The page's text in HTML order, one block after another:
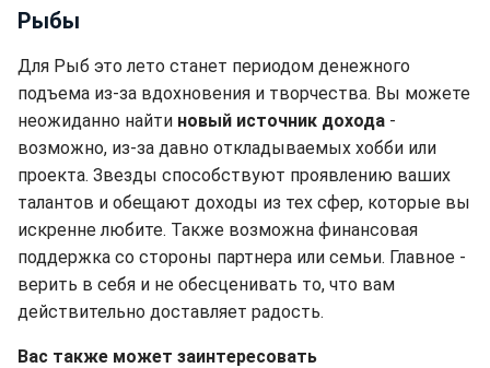
Рыбы
Для Рыб это лето станет периодом денежного
подъема из-за вдохновения и творчества. Вы можете
неожиданно найти новый источник дохода -
возможно, из-за давно откладываемых хобби или
проекта. Звезды способствуют проявлению ваших
талантов и обещают доходы из тех сфер, которые вы
искренне любите. Также возможна финансовая
поддержка со стороны партнера или семьи. Главное -
верить в себя и не обесценивать то, что вам
действительно доставляет радость.
Вас также может заинтересовать